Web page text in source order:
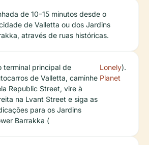
de 10–15 minutos desde o
de Valletta ou dos Jardins
através de ruas históricas.
terminal principal de
de Valletta, caminhe
Republic Street, vire à
na Lvant Street e siga as
para os Jardins
Barrakka (
Lonely
Planet
).